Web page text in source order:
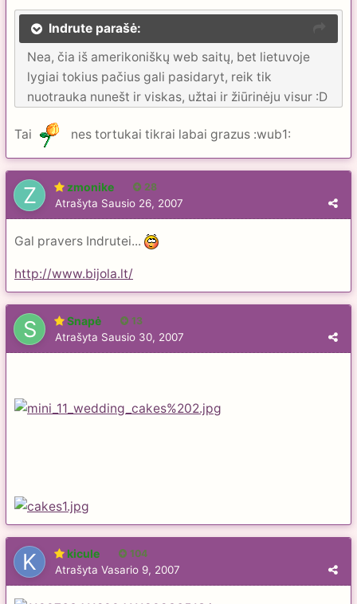
Indrute parašė:
Nea, čia iš amerikoniškų web saitų, bet lietuvoje
lygiai tokius pačius gali pasidaryt, reik tik
nuotrauka nunešt ir viskas, užtai ir žiūrinėju visur :D
Tai nes tortukai tikrai labai grazus :wub1:
zmonike 28
Atrašyta Sausio 26, 2007
Gal pravers Indrutei...
http://www.bijola.lt/
Snapė 13
Atrašyta Sausio 30, 2007
kicule 104
Atrašyta Vasario 9, 2007